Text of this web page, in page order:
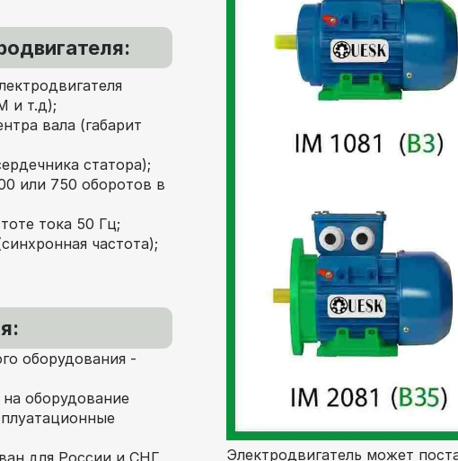
и т.д);
вала (габарит
статора);
или 750 оборотов в
тока 50 Гц;
частота);
оборудования -
оборудование
для России и СНГ
Электродвигатель может